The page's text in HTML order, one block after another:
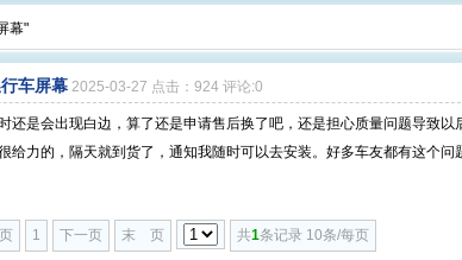
幕"
车屏幕 2025-03-27 点击：924 评论:0
还是会出现白边，算了还是申请售后换了吧，还是担心质量问题导致以
给力的，隔天就到货了，通知我随时可以去安装。好多车友都有这个问
1 下一页 末 页 共1条记录 10条/每页